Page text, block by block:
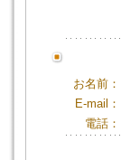
お名前：
E-mail：
電話：